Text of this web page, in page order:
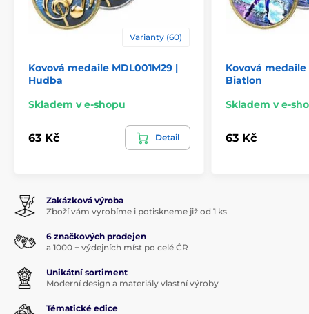
Varianty (60)
Kovová medaile MDL001M29 |
Hudba
Skladem v e-shopu
63 Kč Detail
Kovová medaile
Biatlon
Skladem v e-
63 Kč
Zakázková výroba
Zboží vám vyrobíme i potiskneme již od 1 ks
6 značkových prodejen
a 1000 + výdejních míst po celé ČR
Unikátní sortiment
Moderní design a materiály vlastní výroby
Tématické edice